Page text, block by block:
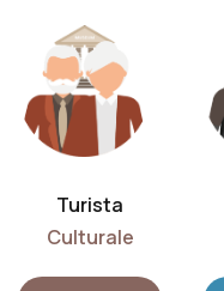
Turista
Culturale